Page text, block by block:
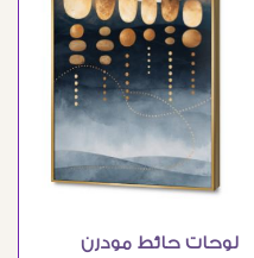
لوحات حائط مودرن